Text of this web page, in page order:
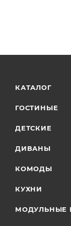
КАТАЛОГ
ГОСТИНЫЕ
ДЕТСКИЕ
ДИВАНЫ
КОМОДЫ
КУХНИ
МОДУЛЬНЫЕ